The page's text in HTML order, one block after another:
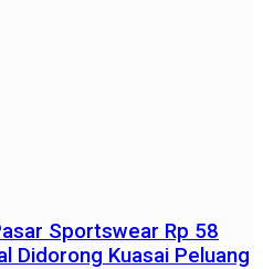
Sportswear Rp 58
Didorong Kuasai Peluang